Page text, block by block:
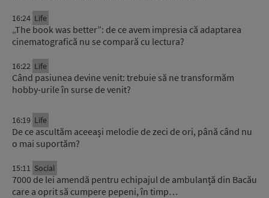
16:24 Life
„The book was better”: de ce avem impresia că adaptarea
cinematografică nu se compară cu lectura?
16:22 Life
Când pasiunea devine venit: trebuie să ne transformăm
hobby-urile în surse de venit?
16:19 Life
De ce ascultăm aceeași melodie de zeci de ori, până când nu
o mai suportăm?
15:11 Social
7000 de lei amendă pentru echipajul de ambulanță din Bacău
care a oprit să cumpere pepeni, în timp…